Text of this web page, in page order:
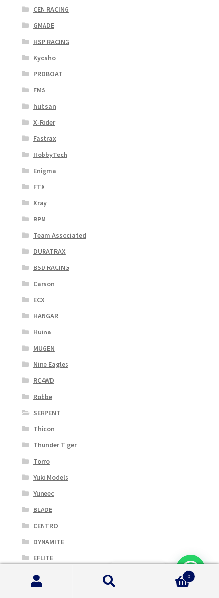
CEN RACING
GMADE
HSP RACING
Kyosho
PROBOAT
FMS
hubsan
X-Rider
Fastrax
HobbyTech
Enigma
FTX
Xray
RPM
Team Associated
DURATRAX
BSD RACING
Carson
ECX
HANGAR
Huina
MUGEN
Nine Eagles
RC4WD
Robbe
SERPENT
Thicon
Thunder Tiger
Torro
Yuki Models
Yuneec
BLADE
CENTRO
DYNAMITE
EFLITE
ELEMENT RC BY ASSOC. ELECTRICS
ETRONIX
0